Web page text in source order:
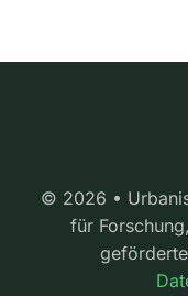
© 2026 •
für